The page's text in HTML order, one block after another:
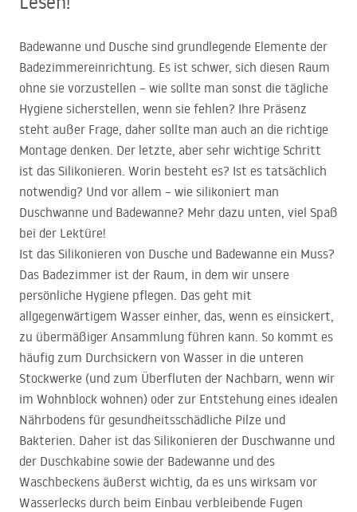
Badewanne und Dusche sind grundlegende Elemente der
Badezimmereinrichtung. Es ist schwer, sich diesen Raum
ohne sie vorzustellen – wie sollte man sonst die tägliche
Hygiene sicherstellen, wenn sie fehlen? Ihre Präsenz
steht außer Frage, daher sollte man auch an die richtige
Montage denken. Der letzte, aber sehr wichtige Schritt
ist das Silikonieren. Worin besteht es? Ist es tatsächlich
notwendig? Und vor allem – wie silikoniert man
Duschwanne und Badewanne? Mehr dazu unten, viel Spaß
bei der Lektüre!
Ist das Silikonieren von Dusche und Badewanne ein Muss?
Das Badezimmer ist der Raum, in dem wir unsere
persönliche Hygiene pflegen. Das geht mit
allgegenwärtigem Wasser einher, das, wenn es einsickert,
zu übermäßiger Ansammlung führen kann. So kommt es
häufig zum Durchsickern von Wasser in die unteren
Stockwerke (und zum Überfluten der Nachbarn, wenn wir
im Wohnblock wohnen) oder zur Entstehung eines idealen
Nährbodens für gesundheitsschädliche Pilze und
Bakterien. Daher ist das Silikonieren der Duschwanne und
der Duschkabine sowie der Badewanne und des
Waschbeckens äußerst wichtig, da es uns wirksam vor
Wasserlecks durch beim Einbau verbleibende Fugen